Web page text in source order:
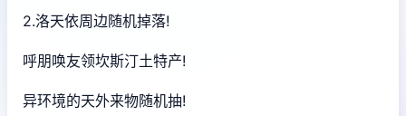
2.洛天依周边随机掉落!
呼朋唤友领坎斯汀土特产!
异环境的天外来物随机抽!